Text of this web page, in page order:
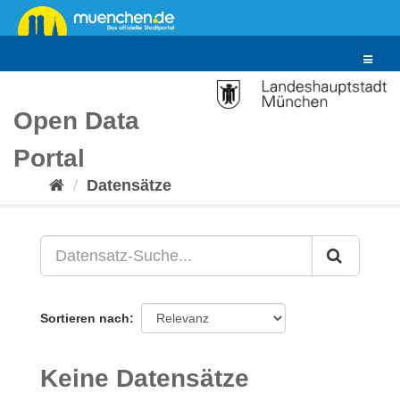
Überspringen
zum
Toggle
Open Data
Portal
Datensätze
Sortieren nach
Keine Datensätze